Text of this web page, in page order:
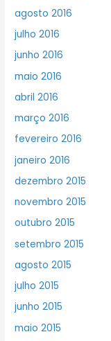
agosto 2016
julho 2016
junho 2016
maio 2016
abril 2016
março 2016
fevereiro 2016
janeiro 2016
dezembro 2015
novembro 2015
outubro 2015
setembro 2015
agosto 2015
julho 2015
junho 2015
maio 2015